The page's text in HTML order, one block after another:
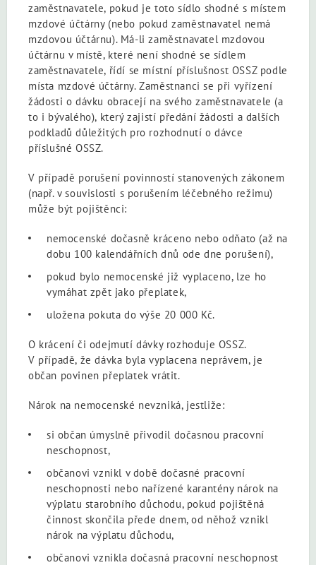
zaměstnavatele, pokud je toto sídlo shodné s místem
mzdové účtárny (nebo pokud zaměstnavatel nemá
mzdovou účtárnu). Má-li zaměstnavatel mzdovou
účtárnu v místě, které není shodné se sídlem
zaměstnavatele, řídí se místní příslušnost OSSZ podle
místa mzdové účtárny. Zaměstnanci se při vyřízení
žádosti o dávku obracejí na svého zaměstnavatele (a
to i bývalého), který zajistí předání žádosti a dalších
podkladů důležitých pro rozhodnutí o dávce
příslušné OSSZ.
V případě porušení povinností stanovených zákonem
(např. v souvislosti s porušením léčebného režimu)
může být pojištěnci:
nemocenské dočasně kráceno nebo odňato (až na
dobu 100 kalendářních dnů ode dne porušení),
pokud bylo nemocenské již vyplaceno, lze ho
vymáhat zpět jako přeplatek,
uložena pokuta do výše 20 000 Kč.
O krácení či odejmutí dávky rozhoduje OSSZ.
V případě, že dávka byla vyplacena neprávem, je
občan povinen přeplatek vrátit.
Nárok na nemocenské nevzniká, jestliže:
si občan úmyslně přivodil dočasnou pracovní
neschopnost,
občanovi vznikl v době dočasné pracovní
neschopnosti nebo nařízené karantény nárok na
výplatu starobního důchodu, pokud pojištěná
činnost skončila přede dnem, od něhož vznikl
nárok na výplatu důchodu,
občanovi vznikla dočasná pracovní neschopnost